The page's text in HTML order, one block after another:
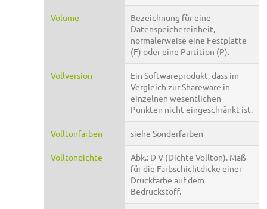
Volume
Bezeichnung für eine
Datenspeichereinheit,
normalerweise eine Festplatte
(F) oder eine Partition (P).
Vollversion
Ein Softwareprodukt, dass im
Vergleich zur Shareware in
einzelnen wesentlichen
Punkten nicht eingeschränkt ist.
Volltonfarben siehe Sonderfarben
Volltondichte
Abk.: D V (Dichte Vollton). Maß
für die Farbschichtdicke einer
Druckfarbe auf dem
Bedruckstoff.